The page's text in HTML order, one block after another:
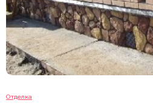
Отделка